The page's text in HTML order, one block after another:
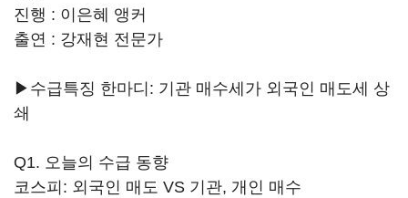
진행 : 이은혜 앵커
출연 : 강재현 전문가
▶수급특징 한마디: 기관 매수세가 외국인 매도세 상
쇄
Q1. 오늘의 수급 동향
코스피: 외국인 매도 VS 기관, 개인 매수